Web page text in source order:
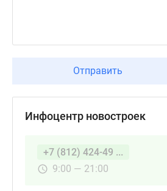
Отправить
Инфоцентр новостроек
+7 (812) 424-49 ...
9:00 — 21:00